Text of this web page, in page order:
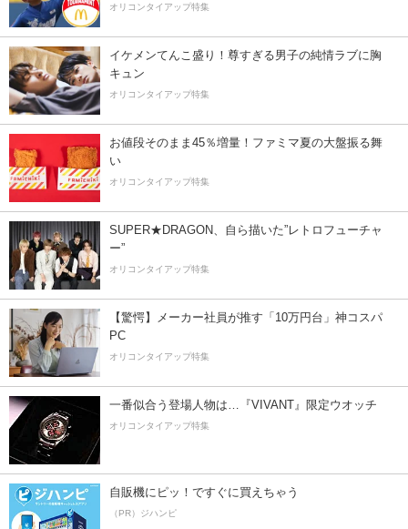
オリコンタイアップ特集
イケメンてんこ盛り！尊すぎる男子の純情ラブに胸
キュン
オリコンタイアップ特集
お値段そのまま45％増量！ファミマ夏の大盤振る舞
い
オリコンタイアップ特集
SUPER★DRAGON、自ら描いた”レトロフューチャ
ー”
オリコンタイアップ特集
【驚愕】メーカー社員が推す「10万円台」神コスパ
PC
オリコンタイアップ特集
一番似合う登場人物は…『VIVANT』限定ウオッチ
オリコンタイアップ特集
自販機にピッ！ですぐに買えちゃう
（PR）ジハンピ